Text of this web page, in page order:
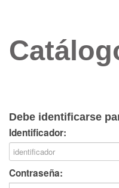
Debe identificarse
Identificador:
Contraseña: